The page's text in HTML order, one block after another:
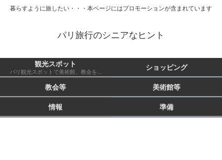
暮らすように旅したい・・・本ページにはプロモーションが含まれています
パリ旅行のシニアなヒント
観光スポット
パリ観光スポットで美術館、教会を除いたもの 市外も含む
ショッピング
教会等 美術館等
情報 準備